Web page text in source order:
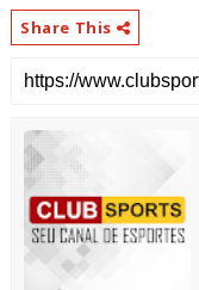
Share This